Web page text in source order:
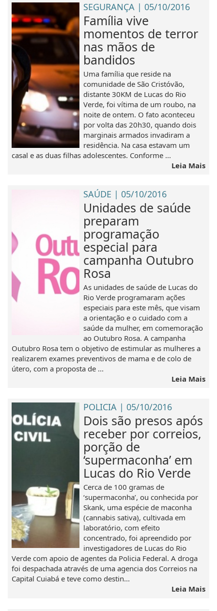
SEGURANÇA | 05/10/2016
Família vive
momentos de terror
nas mãos de
bandidos
Uma família que reside na
comunidade de São Cristóvão,
distante 30KM de Lucas do Rio
Verde, foi vítima de um roubo, na
noite de ontem. O fato aconteceu
por volta das 20h30, quando dois
marginais armados invadiram a
residência. Na casa estavam um
casal e as duas filhas adolescentes. Conforme ...
Leia Mais
SAÚDE | 05/10/2016
Unidades de saúde
preparam
programação
especial para
campanha Outubro
Rosa
As unidades de saúde de Lucas do
Rio Verde programaram ações
especiais para este mês, que visam
a orientação e o cuidado com a
saúde da mulher, em comemoração
ao Outubro Rosa. A campanha
Outubro Rosa tem o objetivo de estimular as mulheres a
realizarem exames preventivos de mama e de colo de
útero, com a proposta de ...
Leia Mais
POLICIA | 05/10/2016
Dois são presos após
receber por correios,
porção de
‘supermaconha’ em
Lucas do Rio Verde
Cerca de 100 gramas de
‘supermaconha’, ou conhecida por
Skank, uma espécie de maconha
(cannabis sativa), cultivada em
laboratório, com efeito
concentrado, foi apreendido por
investigadores de Lucas do Rio
Verde com apoio de agentes da Policia Federal. A droga
foi despachada através de uma agencia dos Correios na
Capital Cuiabá e teve como destin...
Leia Mais